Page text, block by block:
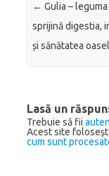
Post navigation
← Gulia –
sprijină digestia,
și sănătatea
Lasă un
Trebuie să fii
Acest site
cum sunt